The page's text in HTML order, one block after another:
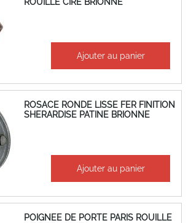
ROUILLE CIRE BRIONNE
Ajouter au panier
ROSACE RONDE LISSE FER FINITION
SHERARDISE PATINE BRIONNE
Ajouter au panier
POIGNEE DE PORTE PARIS ROUILLE